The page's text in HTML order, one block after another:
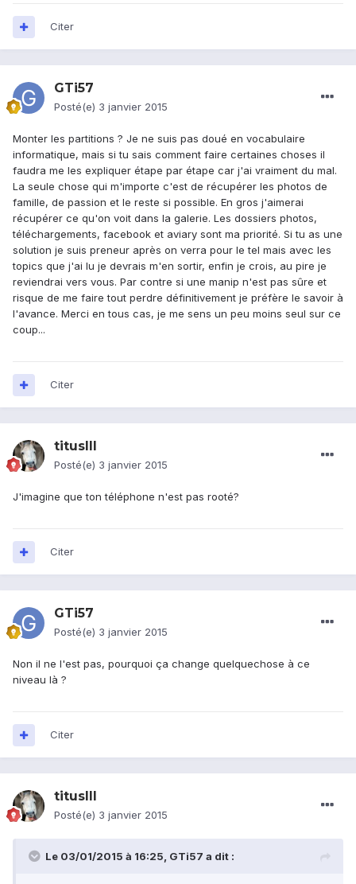
Citer
GTi57
Posté(e) 3 janvier 2015
Monter les partitions ? Je ne suis pas doué en vocabulaire
informatique, mais si tu sais comment faire certaines choses il
faudra me les expliquer étape par étape car j'ai vraiment du mal.
La seule chose qui m'importe c'est de récupérer les photos de
famille, de passion et le reste si possible. En gros j'aimerai
récupérer ce qu'on voit dans la galerie. Les dossiers photos,
téléchargements, facebook et aviary sont ma priorité. Si tu as une
solution je suis preneur après on verra pour le tel mais avec les
topics que j'ai lu je devrais m'en sortir, enfin je crois, au pire je
reviendrai vers vous. Par contre si une manip n'est pas sûre et
risque de me faire tout perdre définitivement je préfère le savoir à
l'avance. Merci en tous cas, je me sens un peu moins seul sur ce
coup...
Citer
titusIII
Posté(e) 3 janvier 2015
J'imagine que ton téléphone n'est pas rooté?
Citer
GTi57
Posté(e) 3 janvier 2015
Non il ne l'est pas, pourquoi ça change quelquechose à ce
niveau là ?
Citer
titusIII
Posté(e) 3 janvier 2015
Le 03/01/2015 à 16:25, GTi57 a dit :